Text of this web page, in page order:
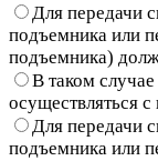
Для передачи
подъемника или
подъемника)
В таком
осуществляться
Для передачи
подъемника или